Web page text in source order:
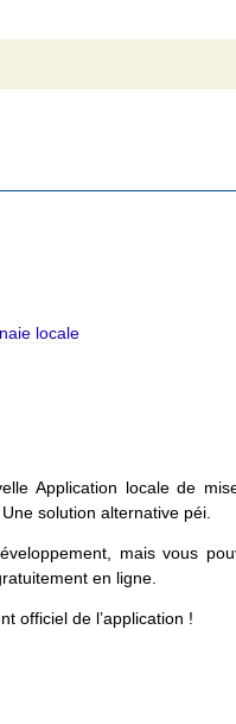
locale
Application locale de
solution alternative péi.
mais vous
en ligne.
officiel de l’application !